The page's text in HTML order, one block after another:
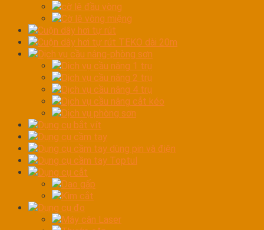
cờ lê đầu vòng
Cờ lê vòng miệng
Cuộn dây hơi tự rút
Cuộn dây hơi tự rút TEKO dài 20m
Dịch vụ cầu nâng-phòng sơn
Dịch vụ cầu nâng 1 trụ
Dịch vụ cầu nâng 2 trụ
Dịch vụ cầu nâng 4 trụ
Dịch vụ cầu nâng cắt kéo
Dịch vụ phòng sơn
Dụng cụ bắt vít
Dụng cụ cầm tay
Dụng cụ cầm tay dùng pin và điện
Dụng cụ cầm tay Toptul
Dụng cụ cắt
Dao gấp
Kìm cắt
Dụng cụ đo
Máy cân Laser